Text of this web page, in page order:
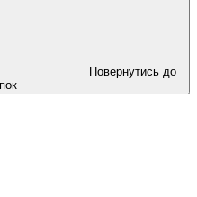
Повернутись до